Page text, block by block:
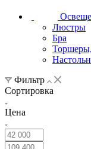
Люстры
Бра
Фильтр
Сортировка
Цена